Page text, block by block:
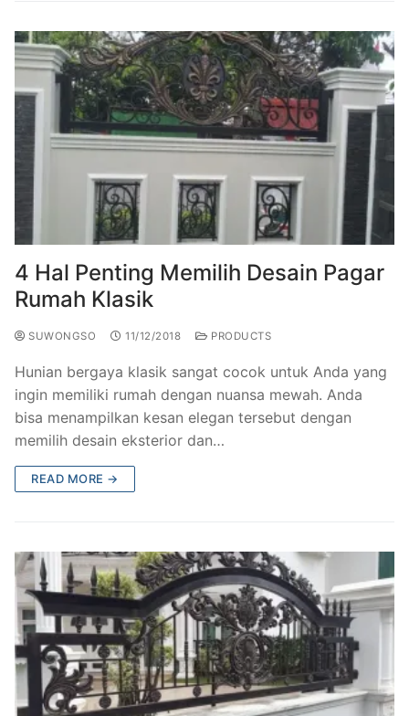
4 Hal Penting Memilih Desain Pagar
Rumah Klasik
SUWONGSO 11/12/2018 PRODUCTS
Hunian bergaya klasik sangat cocok untuk Anda yang
ingin memiliki rumah dengan nuansa mewah. Anda
bisa menampilkan kesan elegan tersebut dengan
memilih desain eksterior dan…
READ MORE →